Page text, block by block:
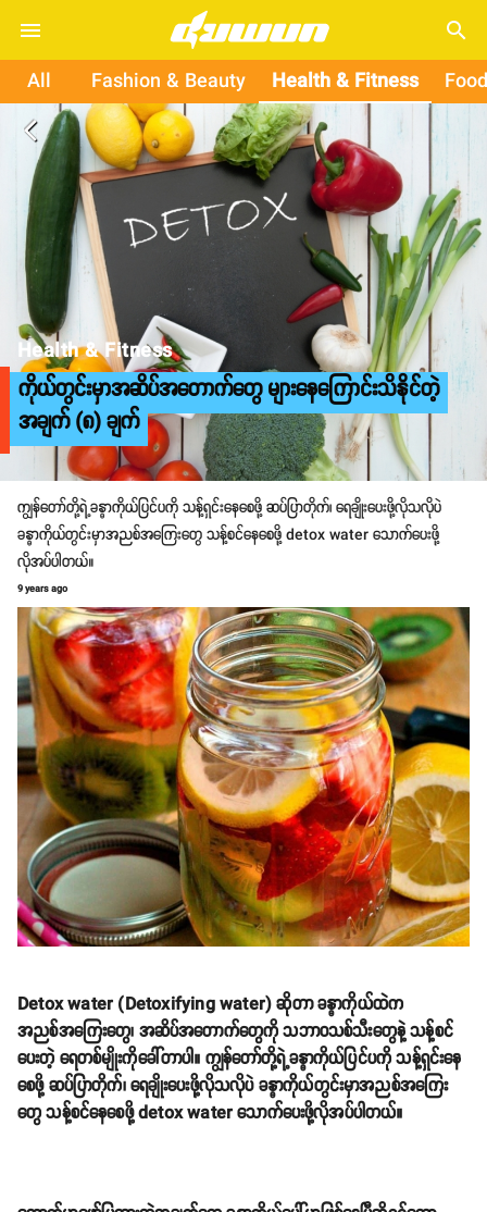
search
All Fashion & Beauty Health & Fitness
arrow_back_ios
Health & Fitness
ကိုယ်တွင်းမှာအဆိပ်အတောက်တွေ များနေကြောင်းသိနိုင်တဲ့
အချက် (၈) ချက်
ကျွန်တော်တို့ရဲ့ခန္ဓာကိုယ်ပြင်ပကို သန့်ရှင်းနေစေဖို့ ဆပ်ပြာတိုက်၊ ရေချိုးပေးဖို့လိုသလိုပဲ
ခန္ဓာကိုယ်တွင်းမှာအညစ်အကြေးတွေ သန့်စင်နေစေဖို့ detox water သောက်ပေးဖို့
လိုအပ်ပါတယ်။
9 years ago
Detox water (Detoxifying water) ဆိုတာ ခန္ဓာကိုယ်ထဲက
အညစ်အကြေးတွေ၊ အဆိပ်အတောက်တွေကို သဘာဝသစ်သီးတွေနဲ့ သန့်စင်
ပေးတဲ့ ရေတစ်မျိုးကိုခေါ်တာပါ။ ကျွန်တော်တို့ရဲ့ခန္ဓာကိုယ်ပြင်ပကို သန့်ရှင်းနေ
စေဖို့ ဆပ်ပြာတိုက်၊ ရေချိုးပေးဖို့လိုသလိုပဲ ခန္ဓာကိုယ်တွင်းမှာအညစ်အကြေး
တွေ သန့်စင်နေစေဖို့ detox water သောက်ပေးဖို့လိုအပ်ပါတယ်။